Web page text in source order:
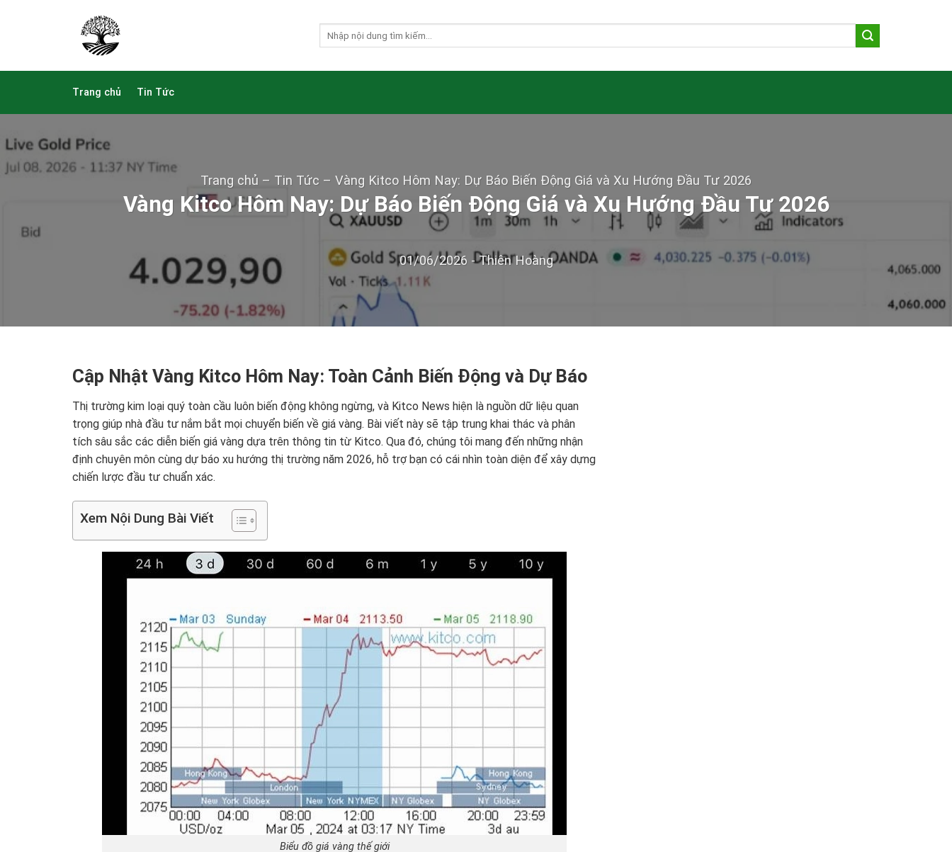
Trang chủ Tin Tức
Trang chủ – Tin Tức – Vàng Kitco Hôm Nay: Dự Báo Biến Động Giá và Xu Hướng Đầu Tư 2026
Vàng Kitco Hôm Nay: Dự Báo Biến Động Giá và Xu Hướng Đầu Tư 2026
01/06/2026 -Thiên Hoàng
Cập Nhật Vàng Kitco Hôm Nay: Toàn Cảnh Biến Động và Dự Báo
Thị trường kim loại quý toàn cầu luôn biến động không ngừng, và Kitco News hiện là nguồn dữ liệu quan
trọng giúp nhà đầu tư nắm bắt mọi chuyển biến về giá vàng. Bài viết này sẽ tập trung khai thác và phân
tích sâu sắc các diễn biến giá vàng dựa trên thông tin từ Kitco. Qua đó, chúng tôi mang đến những nhận
định chuyên môn cùng dự báo xu hướng thị trường năm 2026, hỗ trợ bạn có cái nhìn toàn diện để xây dựng
chiến lược đầu tư chuẩn xác.
Xem Nội Dung Bài Viết
Biểu đồ giá vàng thế giới